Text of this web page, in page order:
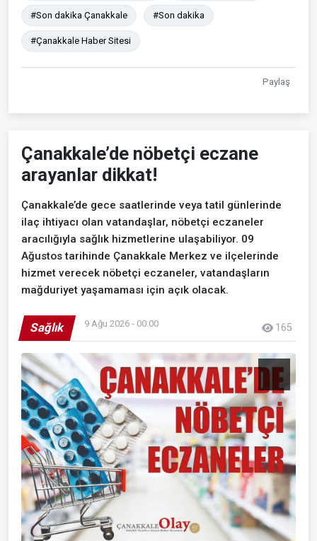
#Son dakika Çanakkale #Son dakika
#Çanakkale Haber Sitesi
Paylaş
Çanakkale’de nöbetçi eczane
arayanlar dikkat!
Çanakkale’de gece saatlerinde veya tatil günlerinde
ilaç ihtiyacı olan vatandaşlar, nöbetçi eczaneler
aracılığıyla sağlık hizmetlerine ulaşabiliyor. 09
Ağustos tarihinde Çanakkale Merkez ve ilçelerinde
hizmet verecek nöbetçi eczaneler, vatandaşların
mağduriyet yaşamaması için açık olacak.
Sağlık 9 Ağu 2026 - 00:00 165